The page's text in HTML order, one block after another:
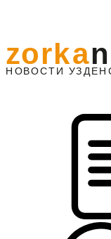
НО ВОСТИ У
zorkan